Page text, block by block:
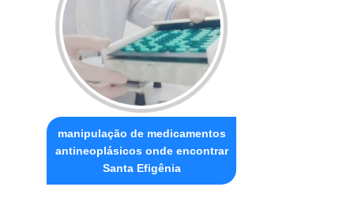
manipulação de medicamentos
antineoplásicos onde encontrar
Santa Efigênia